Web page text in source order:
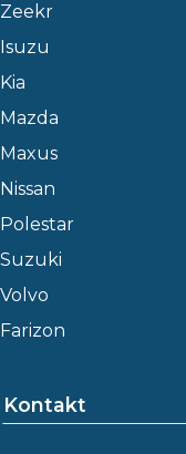
Zeekr
Isuzu
Kia
Mazda
Maxus
Nissan
Polestar
Suzuki
Volvo
Farizon
Kontakt